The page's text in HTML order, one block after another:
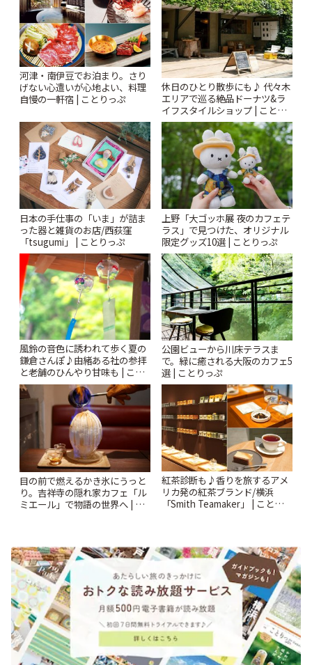
河津・南伊豆でお泊まり。さり
げない心遣いが心地よい、料理
自慢の一軒宿 | ことりっぷ
休日のひとり散歩にも♪ 代々木
エリアで巡る絶品ドーナツ&ラ
イフスタイルショップ | ことり
っぷ
日本の手仕事の「いま」が詰ま
った器と雑貨のお店/西荻窪
「tsugumi」 | ことりっぷ
上野「大ゴッホ展 夜のカフェテ
ラス」で見つけた、オリジナル
限定グッズ10選 | ことりっぷ
風鈴の音色に誘われて歩く夏の
鎌倉さんぽ♪由緒ある社の参拝
と老舗のひんやり甘味も | こと
りっぷ
公園ビューから川床テラスま
で。緑に癒される大阪のカフェ5
選 | ことりっぷ
目の前で燃えるかき氷にうっと
り。吉祥寺の隠れ家カフェ「ル
ミエール」で物語の世界へ | こ
紅茶診断も♪香りを旅するアメ
リカ発の紅茶ブランド/横浜
「Smith Teamaker」 | ことりっ